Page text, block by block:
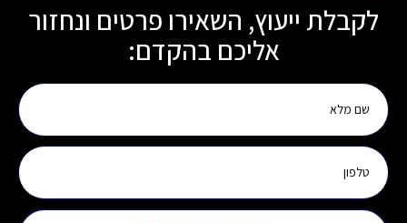
לקבלת ייעוץ, השאירו פרטים ונחזור
אליכם בהקדם: